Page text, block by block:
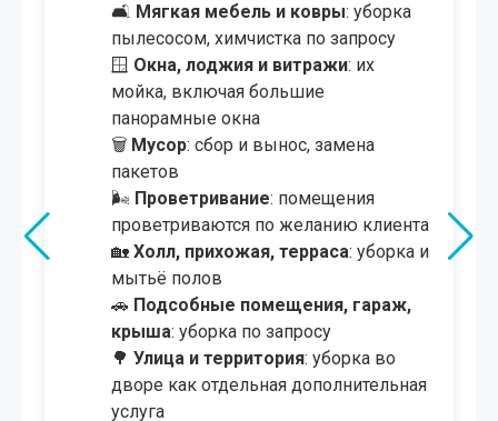
🛋 Мягкая мебель и ковры: уборка
пылесосом, химчистка по запросу
🪟 Окна, лоджия и витражи: их
мойка, включая большие
панорамные окна
🗑️ Мусор: сбор и вынос, замена
пакетов
🌬 Проветривание: помещения
проветриваются по желанию клиента
🏡 Холл, прихожая, терраса: уборка и
мытьё полов
🚗 Подсобные помещения, гараж,
крыша: уборка по запросу
🌳 Улица и территория: уборка во
дворе как отдельная дополнительная
услуга